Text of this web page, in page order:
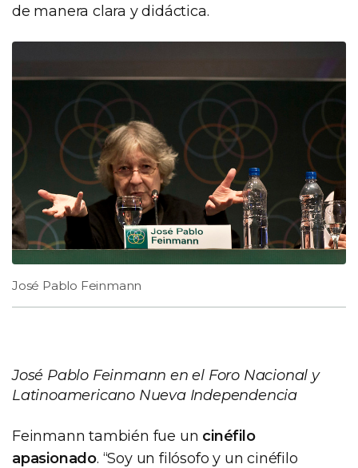
de manera clara y didáctica.
José Pablo Feinmann
José Pablo Feinmann en el Foro Nacional y
Latinoamericano Nueva Independencia
Feinmann también fue un cinéfilo
apasionado. “Soy un filósofo y un cinéfilo